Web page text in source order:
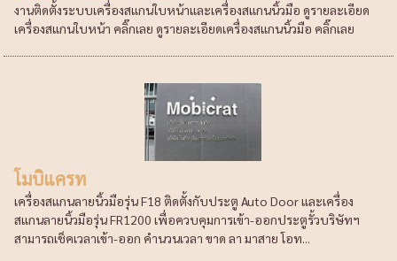
งานติดตั้งระบบเครื่องสแกนใบหน้าและเครื่องสแกนนิ้วมือ ดูรายละเอียด
เครื่องสแกนใบหน้า คลิ๊กเลย ดูรายละเอียดเครื่องสแกนนิ้วมือ คลิ๊กเลย
โมบิแครท
เครื่องสแกนลายนิ้วมือรุ่น F18 ติดตั้งกับประตู Auto Door และเครื่อง
สแกนลายนิ้วมือรุ่น FR1200 เพื่อควบคุมการเข้า-ออกประตูรั้วบริษัทฯ
สามารถเช็คเวลาเข้า-ออก คำนวนเวลา ขาด ลา มาสาย โอท...